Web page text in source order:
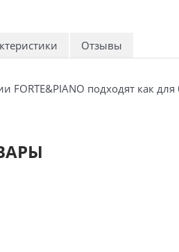
Отзывы
FORTE&PIANO подходят как